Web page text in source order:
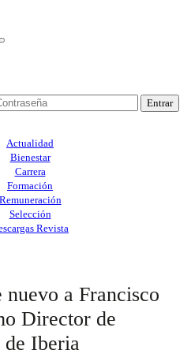
Entrar
Actualidad
Bienestar
Carrera
Formación
Remuneración
Selección
Revista
a Francisco
Director de
de Iberia